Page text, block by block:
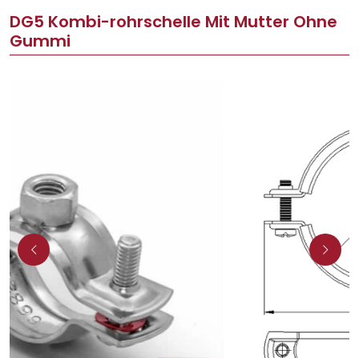
DG5 Kombi-rohrschelle Mit Mutter Ohne
Gummi